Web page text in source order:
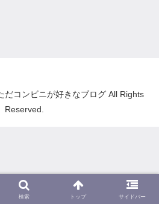
コンビニが好きなブログ All Rights
Reserved.
検索 トップ サイドバー